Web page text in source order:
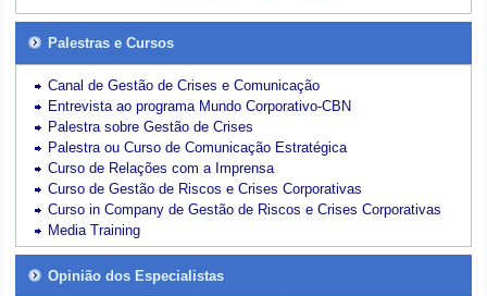
Palestras e Cursos
Canal de Gestão de Crises e Comunicação
Entrevista ao programa Mundo Corporativo-CBN
Palestra sobre Gestão de Crises
Palestra ou Curso de Comunicação Estratégica
Curso de Relações com a Imprensa
Curso de Gestão de Riscos e Crises Corporativas
Curso in Company de Gestão de Riscos e Crises Corporativas
Media Training
Opinião dos Especialistas